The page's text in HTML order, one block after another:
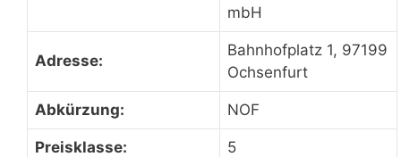
mbH
Adresse:
Bahnhofplatz 1, 97199
Ochsenfurt
Abkürzung: NOF
Preisklasse: 5